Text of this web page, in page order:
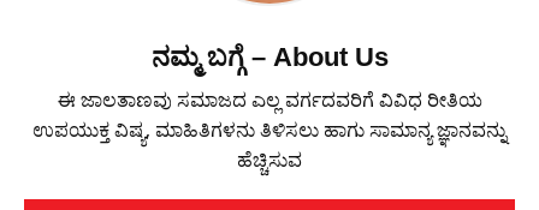
ನಮ್ಮ ಬಗ್ಗೆ – About Us
ಈ ಜಾಲತಾಣವು ಸಮಾಜದ ಎಲ್ಲ ವರ್ಗದವರಿಗೆ ವಿವಿಧ ರೀತಿಯ
ಉಪಯುಕ್ತ ವಿಷ್ಯ, ಮಾಹಿತಿಗಳನು ತಿಳಿಸಲು ಹಾಗು ಸಾಮಾನ್ಯ ಜ್ಞಾನವನ್ನು
ಹೆಚ್ಚಿಸುವ